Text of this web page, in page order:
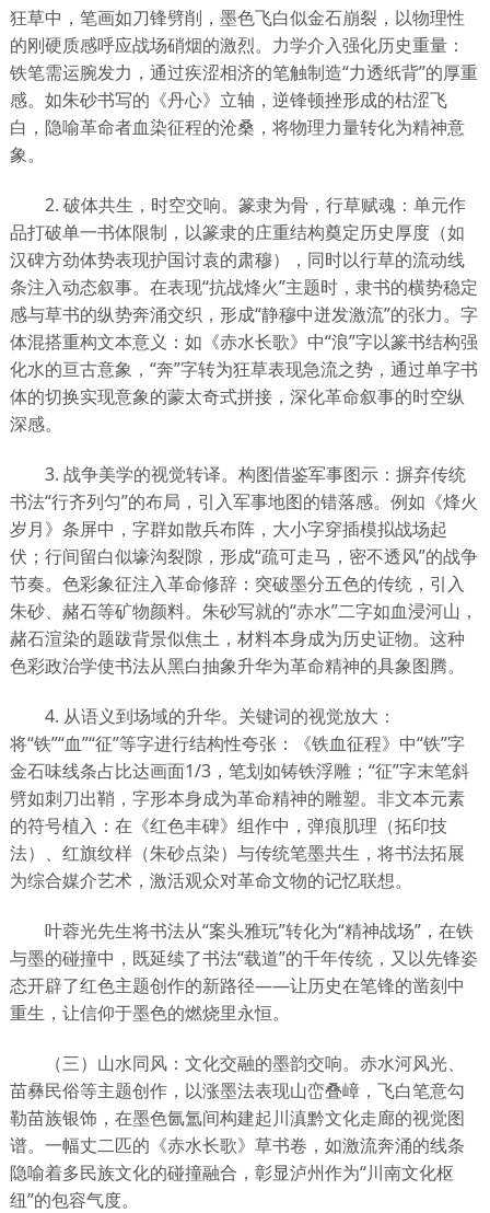
狂草中，笔画如刀锋劈削，墨色飞白似金石崩裂，以物理性
的刚硬质感呼应战场硝烟的激烈。力学介入强化历史重量：
铁笔需运腕发力，通过疾涩相济的笔触制造“力透纸背”的厚重
感。如朱砂书写的《丹心》立轴，逆锋顿挫形成的枯涩飞
白，隐喻革命者血染征程的沧桑，将物理力量转化为精神意
象。
2. 破体共生，时空交响。篆隶为骨，行草赋魂：单元作
品打破单一书体限制，以篆隶的庄重结构奠定历史厚度（如
汉碑方劲体势表现护国讨袁的肃穆），同时以行草的流动线
条注入动态叙事。在表现“抗战烽火”主题时，隶书的横势稳定
感与草书的纵势奔涌交织，形成“静穆中迸发激流”的张力。字
体混搭重构文本意义：如《赤水长歌》中“浪”字以篆书结构强
化水的亘古意象，“奔”字转为狂草表现急流之势，通过单字书
体的切换实现意象的蒙太奇式拼接，深化革命叙事的时空纵
深感。
3. 战争美学的视觉转译。构图借鉴军事图示：摒弃传统
书法“行齐列匀”的布局，引入军事地图的错落感。例如《烽火
岁月》条屏中，字群如散兵布阵，大小字穿插模拟战场起
伏；行间留白似壕沟裂隙，形成“疏可走马，密不透风”的战争
节奏。色彩象征注入革命修辞：突破墨分五色的传统，引入
朱砂、赭石等矿物颜料。朱砂写就的“赤水”二字如血浸河山，
赭石渲染的题跋背景似焦土，材料本身成为历史证物。这种
色彩政治学使书法从黑白抽象升华为革命精神的具象图腾。
4. 从语义到场域的升华。关键词的视觉放大：
将“铁”“血”“征”等字进行结构性夸张：《铁血征程》中“铁”字
金石味线条占比达画面1/3，笔划如铸铁浮雕；“征”字末笔斜
劈如刺刀出鞘，字形本身成为革命精神的雕塑。非文本元素
的符号植入：在《红色丰碑》组作中，弹痕肌理（拓印技
法）、红旗纹样（朱砂点染）与传统笔墨共生，将书法拓展
为综合媒介艺术，激活观众对革命文物的记忆联想。
叶蓉光先生将书法从“案头雅玩”转化为“精神战场”，在铁
与墨的碰撞中，既延续了书法“载道”的千年传统，又以先锋姿
态开辟了红色主题创作的新路径——让历史在笔锋的凿刻中
重生，让信仰于墨色的燃烧里永恒。
（三）山水同风：文化交融的墨韵交响。赤水河风光、
苗彝民俗等主题创作，以涨墨法表现山峦叠嶂，飞白笔意勾
勒苗族银饰，在墨色氤氲间构建起川滇黔文化走廊的视觉图
谱。一幅丈二匹的《赤水长歌》草书卷，如激流奔涌的线条
隐喻着多民族文化的碰撞融合，彰显泸州作为“川南文化枢
纽”的包容气度。